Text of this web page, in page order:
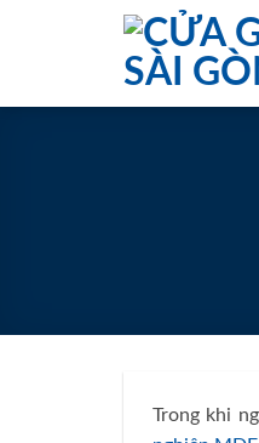
Trong khi